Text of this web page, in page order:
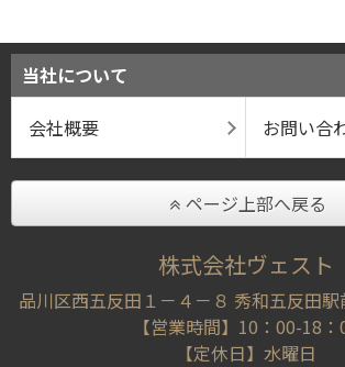
当社について
会社概要
お問い合
ページ上部へ戻る
株式会社ヴェスト
品川区西五反田１－４－８ 秀和五反田
【営業時間】10：00-18：
【定休日】水曜日